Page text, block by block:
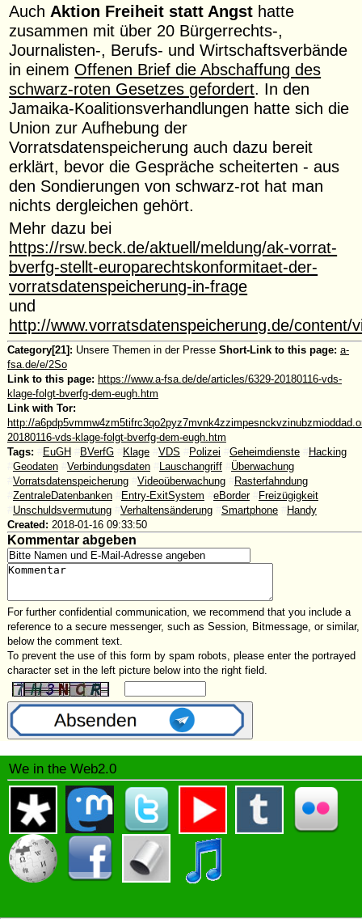
Auch Aktion Freiheit statt Angst hatte
zusammen mit über 20 Bürgerrechts-,
Journalisten-, Berufs- und Wirtschaftsverbände
in einem Offenen Brief die Abschaffung des
schwarz-roten Gesetzes gefordert. In den
Jamaika-Koalitionsverhandlungen hatte sich die
Union zur Aufhebung der
Vorratsdatenspeicherung auch dazu bereit
erklärt, bevor die Gespräche scheiterten - aus
den Sondierungen von schwarz-rot hat man
nichts dergleichen gehört.
Mehr dazu bei
https://rsw.beck.de/aktuell/meldung/ak-vorrat-
bverfg-stellt-europarechtskonformitaet-der-
vorratsdatenspeicherung-in-frage
und
http://www.vorratsdatenspeicherung.de/content/
Category[21]: Unsere Themen in der Presse Short-Link to this page: a-
fsa.de/e/2So
Link to this page: https://www.a-fsa.de/de/articles/6329-20180116-vds-
klage-folgt-bverfg-dem-eugh.htm
Link with Tor:
http://
20180116-vds-klage-folgt-bverfg-dem-eugh.htm
Tags:
EuGH BVerfG Klage VDS Polizei Geheimdienste
Hacking
Geodaten Verbindungsdaten Lauschangriff
Überwachung
Vorratsdatenspeicherung Videoüberwachung
Rasterfahndung
ZentraleDatenbanken Entry-ExitSystem eBorder
Freizügigkeit
Unschuldsvermutung Verhaltensänderung Smartphone
Handy
Created: 2018-01-16 09:33:50
Kommentar abgeben
For further confidential communication, we recommend that you include a
reference to a secure messenger, such as Session, Bitmessage, or similar,
below the comment text.
To prevent the use of this form by spam robots, please enter the portrayed
character set in the left picture below into the right field.
We in the Web2.0